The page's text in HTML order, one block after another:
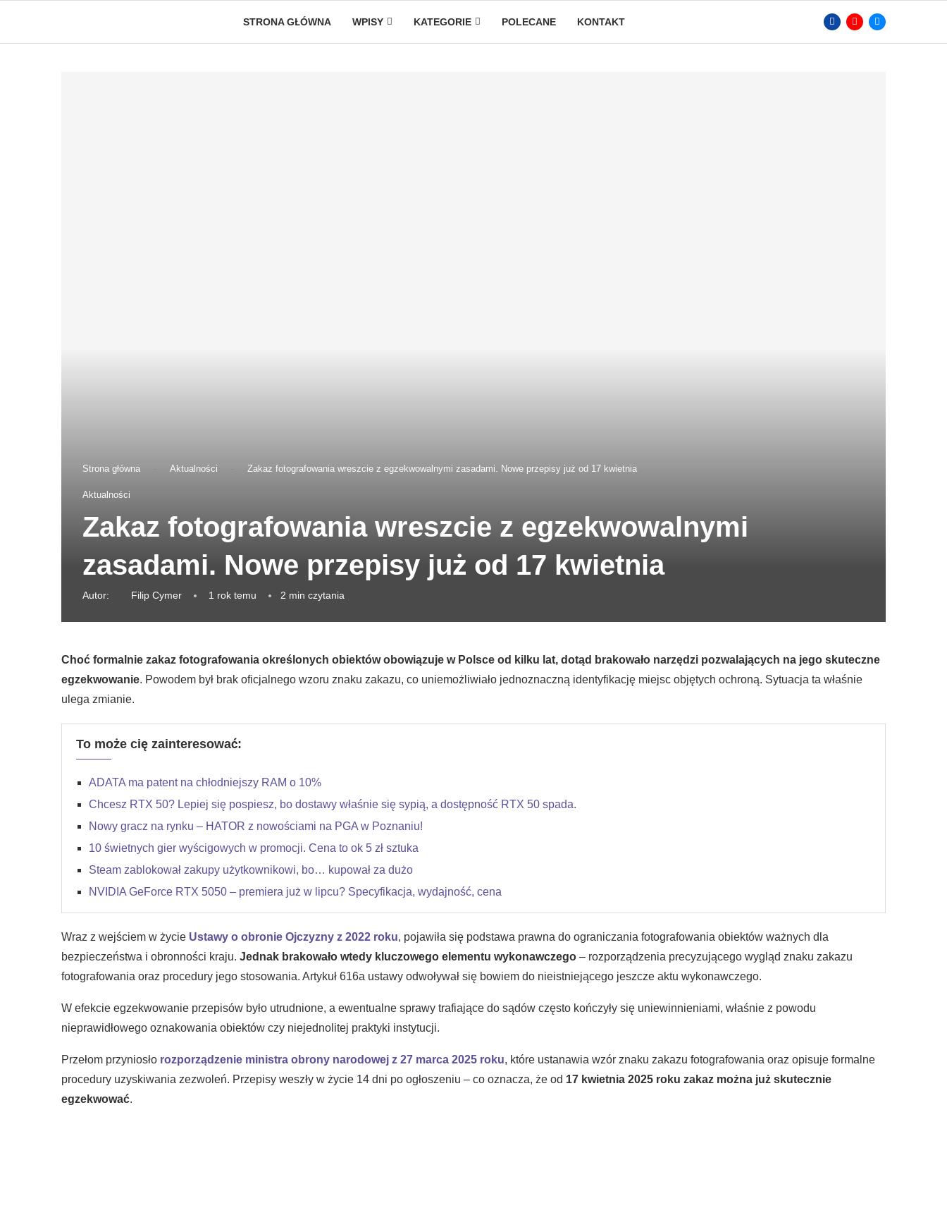
STRONA GŁÓWNA WPISY KATEGORIE POLECANE KONTAKT
Strona główna Aktualności Zakaz fotografowania wreszcie z egzekwowalnymi zasadami. Nowe przepisy już od 17 kwietnia
Aktualności
Zakaz fotografowania wreszcie z egzekwowalnymi
zasadami. Nowe przepisy już od 17 kwietnia
Autor: Filip Cymer 1 rok temu 2 min czytania
Choć formalnie zakaz fotografowania określonych obiektów obowiązuje w Polsce od kilku lat, dotąd brakowało narzędzi pozwalających na jego skuteczne
egzekwowanie. Powodem był brak oficjalnego wzoru znaku zakazu, co uniemożliwiało jednoznaczną identyfikację miejsc objętych ochroną. Sytuacja ta właśnie
ulega zmianie.
To może cię zainteresować:
ADATA ma patent na chłodniejszy RAM o 10%
Chcesz RTX 50? Lepiej się pospiesz, bo dostawy właśnie się sypią, a dostępność RTX 50 spada.
Nowy gracz na rynku – HATOR z nowościami na PGA w Poznaniu!
10 świetnych gier wyścigowych w promocji. Cena to ok 5 zł sztuka
Steam zablokował zakupy użytkownikowi, bo… kupował za dużo
NVIDIA GeForce RTX 5050 – premiera już w lipcu? Specyfikacja, wydajność, cena
Wraz z wejściem w życie Ustawy o obronie Ojczyzny z 2022 roku, pojawiła się podstawa prawna do ograniczania fotografowania obiektów ważnych dla
bezpieczeństwa i obronności kraju. Jednak brakowało wtedy kluczowego elementu wykonawczego – rozporządzenia precyzującego wygląd znaku zakazu
fotografowania oraz procedury jego stosowania. Artykuł 616a ustawy odwoływał się bowiem do nieistniejącego jeszcze aktu wykonawczego.
W efekcie egzekwowanie przepisów było utrudnione, a ewentualne sprawy trafiające do sądów często kończyły się uniewinnieniami, właśnie z powodu
nieprawidłowego oznakowania obiektów czy niejednolitej praktyki instytucji.
Przełom przyniosło rozporządzenie ministra obrony narodowej z 27 marca 2025 roku, które ustanawia wzór znaku zakazu fotografowania oraz opisuje formalne
procedury uzyskiwania zezwoleń. Przepisy weszły w życie 14 dni po ogłoszeniu – co oznacza, że od 17 kwietnia 2025 roku zakaz można już skutecznie
egzekwować.